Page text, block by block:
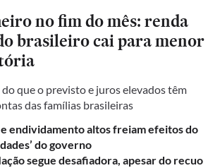
no fim do mês: renda
brasileiro cai para menor
que o previsto e juros elevados têm
das famílias brasileiras
endividamento altos freiam efeitos do
do governo
segue desafiadora, apesar do recuo